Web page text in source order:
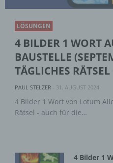
LÖSUNGEN
4 BILDER 1 WORT
BAUSTELLE
TÄGLICHES
PAUL STELZER - 31. AUGUST 2024
4 Bilder 1 Wort von Lotum
Rätsel - auch für die…
4 Bilder 1